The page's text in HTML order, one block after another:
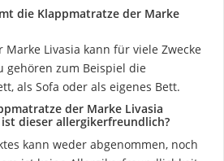
die Klappmatratze der Marke
Livasia kann für viele Zwecke
gehören zum Beispiel die
als Sofa oder als eigenes Bett.
der Marke Livasia
dieser allergikerfreundlich?
kann weder abgenommen, noch